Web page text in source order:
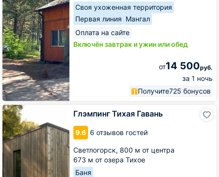
Своя ухоженная территория
Первая линия Мангал
Оплата на сайте
Включён завтрак и ужин или обед
от14 500руб.
за 1 ночь
Получите725 бонусов
Глэмпинг Тихая Гавань
9.6 6 отзывов гостей
Светлогорск, 800 м от центра
673 м от озера Тихое
Баня
Глэмпинг
Тихая
Гавань